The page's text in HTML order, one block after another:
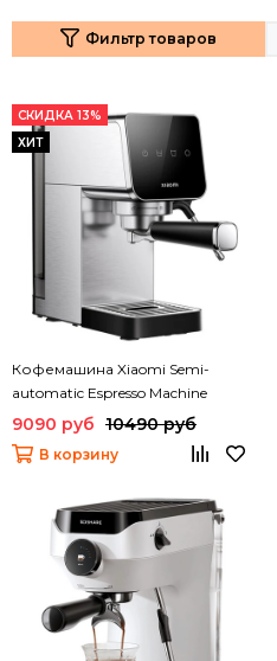
Фильтр товаров
СКИДКА 13%
ХИТ
Кофемашина Xiaomi Semi-
automatic Espresso Machine
(BHR9798EU) (CME003)
9090 руб 10490 руб
В корзину